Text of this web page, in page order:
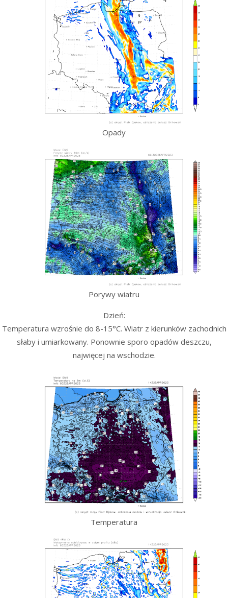
Opady
Porywy wiatru
Dzień:
Temperatura wzrośnie do 8-15°C. Wiatr z kierunków zachodnich
słaby i umiarkowany. Ponownie sporo opadów deszczu,
najwięcej na wschodzie.
Temperatura